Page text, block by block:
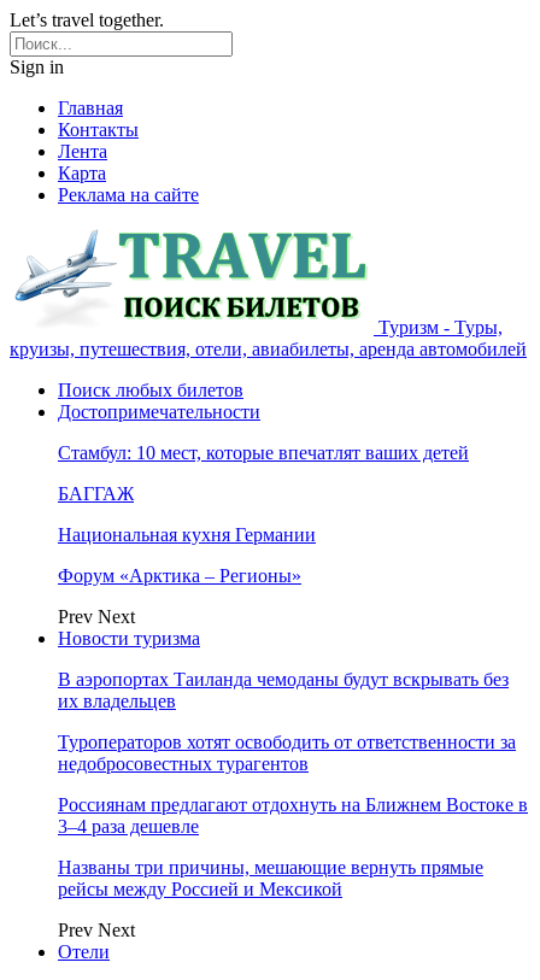
Let’s travel together.
Sign in
Главная
Контакты
Лента
Карта
Реклама на сайте
Туризм - Туры,
круизы, путешествия, отели, авиабилеты, аренда автомобилей
Поиск любых билетов
Достопримечательности
Стамбул: 10 мест, которые впечатлят ваших детей
БАГГАЖ
Национальная кухня Германии
Форум «Арктика – Регионы»
Prev Next
Новости туризма
В аэропортах Таиланда чемоданы будут вскрывать без
их владельцев
Туроператоров хотят освободить от ответственности за
недобросовестных турагентов
Россиянам предлагают отдохнуть на Ближнем Востоке в
3–4 раза дешевле
Названы три причины, мешающие вернуть прямые
рейсы между Россией и Мексикой
Prev Next
Отели